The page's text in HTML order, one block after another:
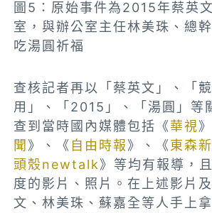
圖5：原始事件為2015年蔡英
室，與辦公室主任林美珠、總
吃湯圓祈福
查核記者再以「蔡英文」、「
用」、「2015」、「湯圓」等
查到當時國內媒體包括《華視
聞》、《 自由時報》、《東森
頭殼newtalk》等均有報導，
度的影片、照片。在上述影片
文、林美珠、蘇嘉全等人手上